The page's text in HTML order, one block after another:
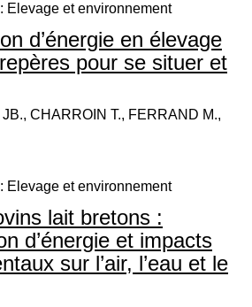
Elevage et environnement
d’énergie en élevage
pour se situer et
CHARROIN T., FERRAND M.,
Elevage et environnement
lait bretons :
d’énergie et impacts
sur l’air, l’eau et le